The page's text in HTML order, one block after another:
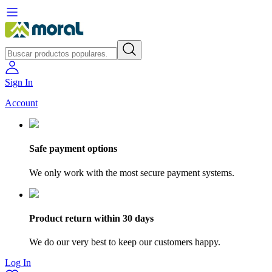
Sign In
Account
Safe payment options
We only work with the most secure payment systems.
Product return within 30 days
We do our very best to keep our customers happy.
Log In